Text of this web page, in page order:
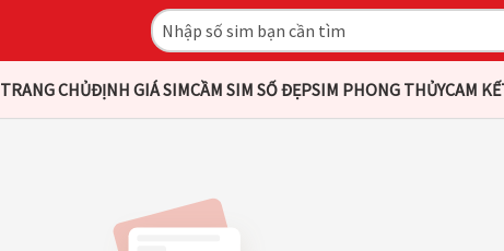
TRANG CHỦĐỊNH GIÁ SIMCẦM SIM SỐ ĐẸPSIM PHONG THỦYCAM